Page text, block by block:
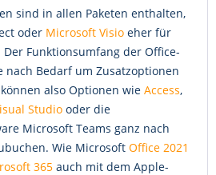
sind in allen Paketen enthalten,
oder Microsoft Visio eher für
Funktionsumfang der Office-
nach Bedarf um Zusatzoptionen
also Optionen wie Access,
Studio oder die
Microsoft Teams ganz nach
Wie Microsoft Office 2021
365 auch mit dem Apple-